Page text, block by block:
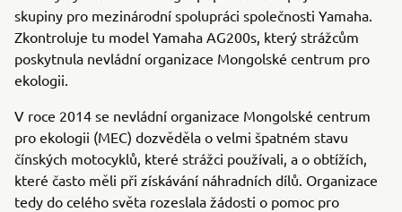
skupiny pro mezinárodní spolupráci společnosti Yamaha.
Zkontroluje tu model Yamaha AG200s, který strážcům
poskytnula nevládní organizace Mongolské centrum pro
ekologii.
V roce 2014 se nevládní organizace Mongolské centrum
pro ekologii (MEC) dozvěděla o velmi špatném stavu
čínských motocyklů, které strážci používali, a o obtížích,
které často měli při získávání náhradních dílů. Organizace
tedy do celého světa rozeslala žádosti o pomoc pro